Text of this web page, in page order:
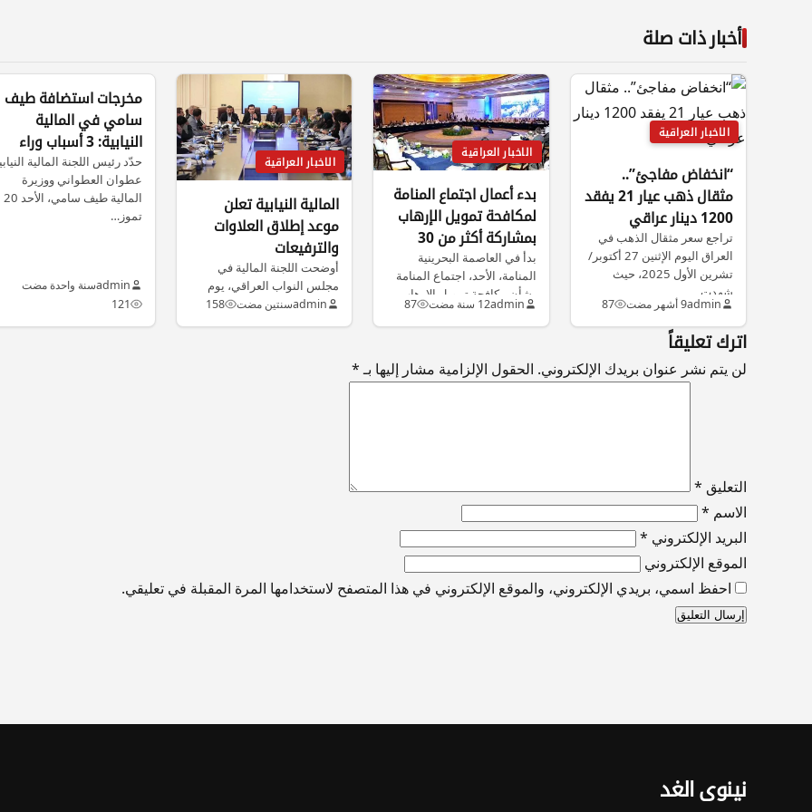
أخبار ذات صلة
الاخبار العراقية
“انخفاض مفاجئ”..
مثقال ذهب عيار 21 يفقد
1200 دينار عراقي
تراجع سعر مثقال الذهب في
العراق اليوم الإثنين 27 أكتوبر/
تشرين الأول 2025، حيث
شهدت…
admin9 أشهر مضت 87
الاخبار العراقية
بدء أعمال اجتماع المنامة
لمكافحة تمويل الإرهاب
بمشاركة أكثر من 30
دولة
بدأ في العاصمة البحرينية
المنامة، الأحد، اجتماع المنامة
بشأن مكافحة تمويل الإرهاب،
بمشاركة أكثر…
admin12 سنة مضت 87
الاخبار العراقية
المالية النيابية تعلن
موعد إطلاق العلاوات
والترفيعات
أوضحت اللجنة المالية في
مجلس النواب العراقي، يوم
الجمعة، أنها بانتظار إرسال
adminسنتين مضت 158
مخرجات استضافة طيف
سامي في المالية
النيابية: 3 أسباب وراء
تأخر جداول موازنة 2025
حدّد رئيس اللجنة المالية
عطوان العطواني ووزيرة
المالية طيف سامي، الأحد 20
تموز…
adminسنة واحدة مضت
121
اترك تعليقاً
لن يتم نشر عنوان بريدك الإلكتروني. الحقول الإلزامية مشار إليها بـ*
التعليق *
الاسم *
البريد الإلكتروني *
الموقع الإلكتروني
احفظ اسمي، بريدي الإلكتروني، والموقع الإلكتروني في هذا المتصفح لاستخدامها المرة المقبلة في تعليقي.
نينوى الغد